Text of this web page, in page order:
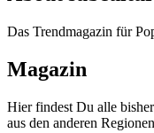
Das Trendmagazin für
Magazin
Hier findest Du alle
aus den anderen